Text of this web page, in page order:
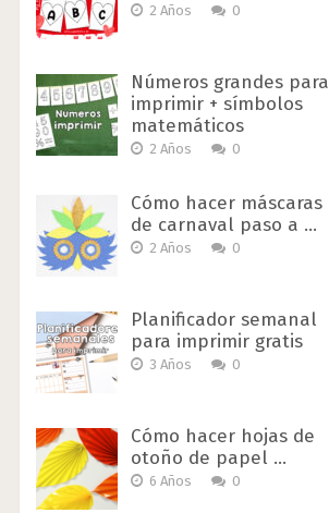
2 Años 0
Números grandes para
imprimir + símbolos
matemáticos
2 Años 0
Cómo hacer máscaras
de carnaval paso a …
2 Años 0
Planificador semanal
para imprimir gratis
3 Años 0
Cómo hacer hojas de
otoño de papel …
6 Años 0